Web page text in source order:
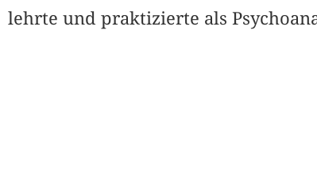
lehrte und praktizierte als